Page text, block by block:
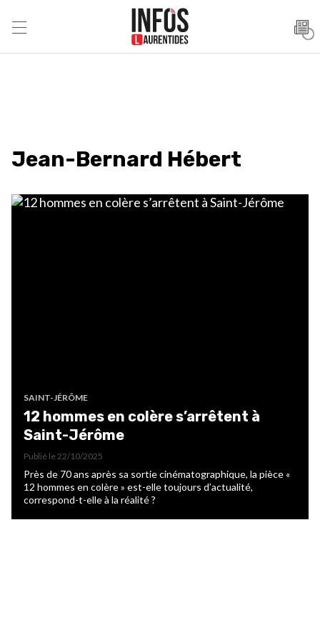
Jean-Bernard Hébert
SAINT-JÉRÔME
12 hommes en colère s’arrêtent à
Saint-Jérôme
Publié le 22/10/2025
Près de 70 ans après sa sortie cinématographique, la pièce «
12 hommes en colère » est-elle toujours d’actualité,
correspond-t-elle à la réalité ?